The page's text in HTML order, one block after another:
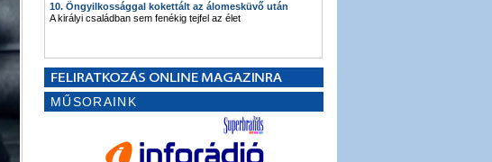
10. Öngyilkossággal kokettált az álomesküvő után
A királyi családban sem fenékig tejfel az élet
MŰSORAINK